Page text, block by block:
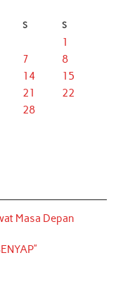
S S
1
7
8
14
15
21
22
28
Masa Depan